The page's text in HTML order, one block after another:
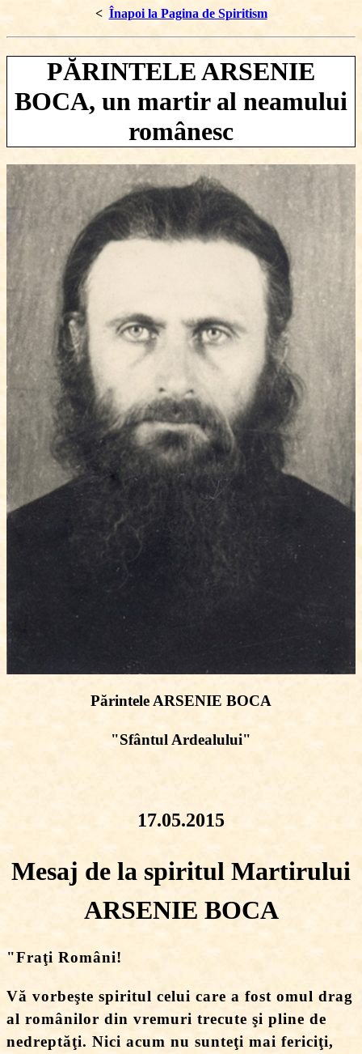
< Înapoi la Pagina de Spiritism
PĂRINTELE ARSENIE
BOCA, un martir al neamului
românesc
Părintele ARSENIE BOCA
"Sfântul Ardealului"
17.05.2015
Mesaj de la spiritul Martirului
ARSENIE BOCA
"Fraţi Români!
Vă vorbeşte spiritul celui care a fost omul drag
al românilor din vremuri trecute şi pline de
nedreptăţi. Nici acum nu sunteţi mai fericiţi,